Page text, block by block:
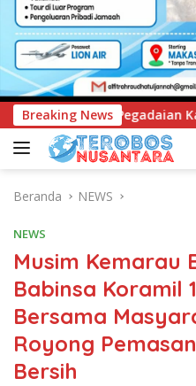
Breaking News
VI SulSelBarRa Maluku
Beranda NEWS
NEWS
Musim Kemarau
Babinsa Koramil
Bersama
Royong
Bersih